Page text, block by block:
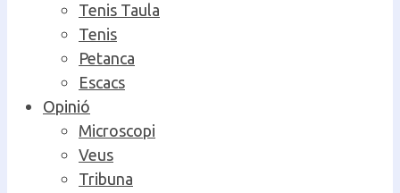
Tenis Taula
Tenis
Petanca
Escacs
Opinió
Microscopi
Veus
Tribuna